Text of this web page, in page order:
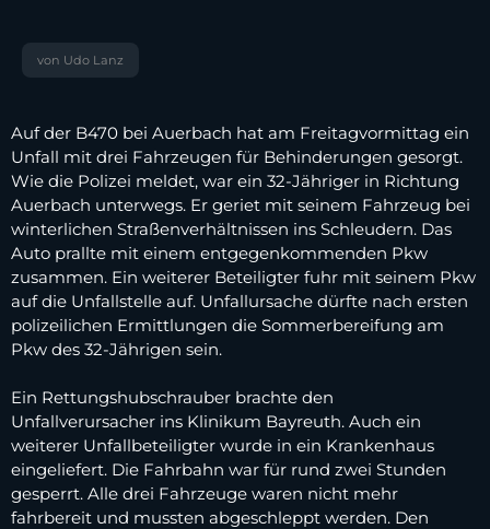
von Udo Lanz
Auf der B470 bei Auerbach hat am Freitagvormittag ein
Unfall mit drei Fahrzeugen für Behinderungen gesorgt.
Wie die Polizei meldet, war ein 32-Jähriger in Richtung
Auerbach unterwegs. Er geriet mit seinem Fahrzeug bei
winterlichen Straßenverhältnissen ins Schleudern. Das
Auto prallte mit einem entgegenkommenden Pkw
zusammen. Ein weiterer Beteiligter fuhr mit seinem Pkw
auf die Unfallstelle auf. Unfallursache dürfte nach ersten
polizeilichen Ermittlungen die Sommerbereifung am
Pkw des 32-Jährigen sein.
Ein Rettungshubschrauber brachte den
Unfallverursacher ins Klinikum Bayreuth. Auch ein
weiterer Unfallbeteiligter wurde in ein Krankenhaus
eingeliefert. Die Fahrbahn war für rund zwei Stunden
gesperrt. Alle drei Fahrzeuge waren nicht mehr
fahrbereit und mussten abgeschleppt werden. Den